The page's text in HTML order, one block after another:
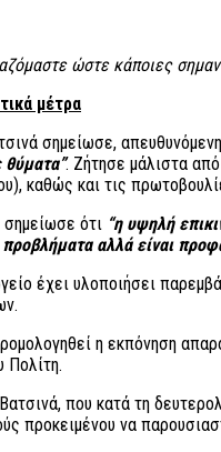
ώστε κάποιες
μέτρα
σημείωσε,
. Ζήτησε μάλιστα
καθώς και τις
ότι “η υψηλή
αλλά είναι
έχει υλοποιήσει
η εκπόνηση
Πολίτη.
που κατά τη
προκειμένου να